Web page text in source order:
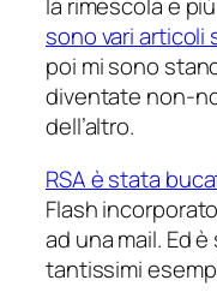
la rimescola e
sono vari articoli
poi mi sono
diventate non-
dell’altro.
RSA è stata
Flash
ad una mail. Ed
tantissimi